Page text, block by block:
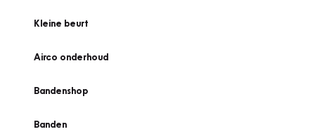
Kleine beurt
Airco onderhoud
Bandenshop
Banden